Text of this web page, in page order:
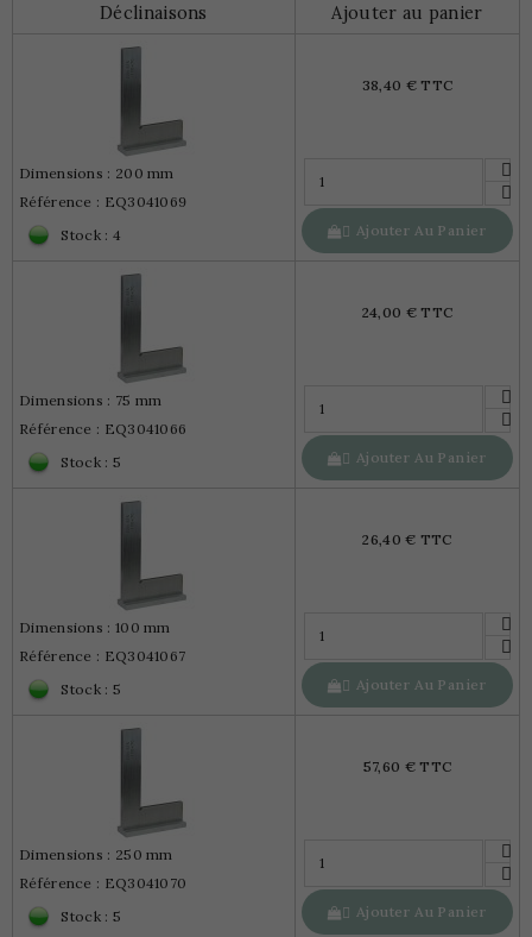
Déclinaisons
Ajouter au panier
Dimensions : 200 mm
Référence : EQ3041069
Stock : 4
38,40 € TTC
 Ajouter Au Panier
Dimensions : 75 mm
Référence : EQ3041066
Stock : 5
24,00 € TTC
 Ajouter Au Panier
Dimensions : 100 mm
Référence : EQ3041067
Stock : 5
26,40 € TTC
 Ajouter Au Panier
Dimensions : 250 mm
Référence : EQ3041070
Stock : 5
57,60 € TTC
 Ajouter Au Panier